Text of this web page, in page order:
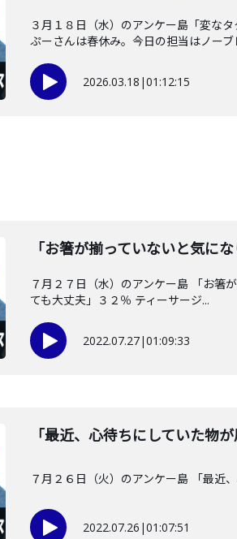
３月１８日（水）のアンケー島「変な
ぷーさんは春休み。今日の担当はノーブ
2026.03.18 |01:12:15
「お箸が揃っていないと気にな
７月２７日（水）のアンケー島 「
ても大丈夫」３２％ ティーサージ...
2022.07.27|01:09:33
「最近、心待ちにしていた物
７月２６日（火）のアンケー島 「最近
2022.07.26 |01:07:51